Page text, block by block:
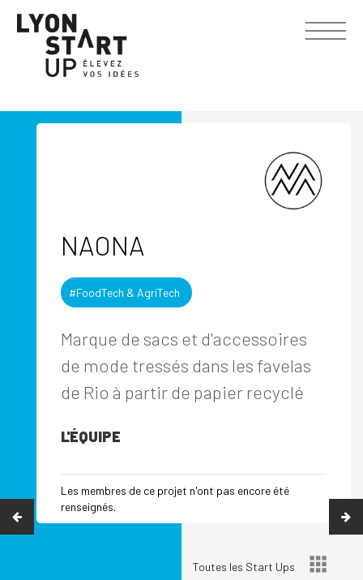
NAONA
#FoodTech & AgriTech
Marque de sacs et d'accessoires
de mode tressés dans les favelas
de Rio à partir de papier recyclé
L'ÉQUIPE
Les membres de ce projet n'ont pas encore été
renseignés.
Toutes les Start Ups